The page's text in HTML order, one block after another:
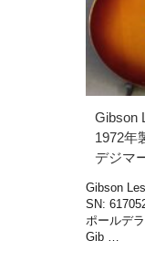
Gibson
1972年
デジマ
Gibson
SN:
ポールデ
Gib …